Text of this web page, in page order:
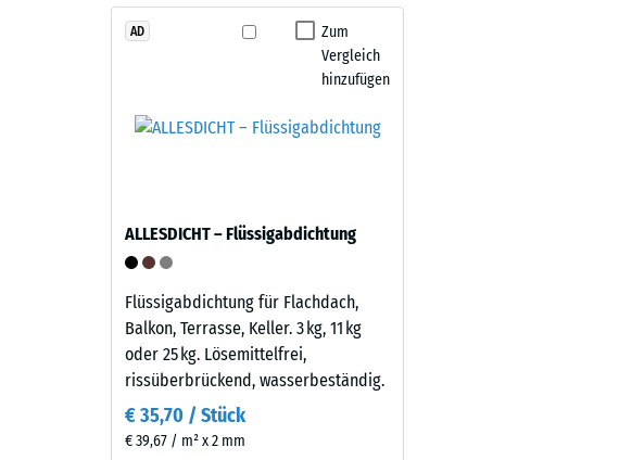
Note
gibt.
Dieses
Produkt
ist
zweilagig
aufgebaut.
ca.
Zum
Vergleich
hinzufügen
AD
ALLESDICHT – Flüssigabdichtung
Flüssigabdichtung für Flachdach,
Balkon, Terrasse, Keller. 3 kg, 11 kg
oder 25 kg. Lösemittelfrei,
rissüberbrückend, wasserbeständig.
€ 35,70 / Stück
€ 39,67 / m² x 2 mm